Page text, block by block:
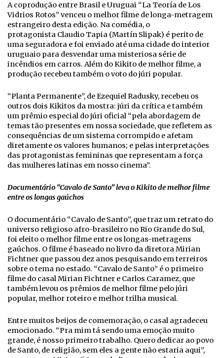
A coprodução entre Brasil e Uruguai “La Teoría de Los
Vidrios Rotos” venceu o melhor filme de longa-metragem
estrangeiro desta edição. Na comédia, o
protagonista Claudio Tapia (Martín Slipak) é perito de
uma seguradora e foi enviado até uma cidade do interior
uruguaio para desvendar uma misteriosa série de
incêndios em carros. Além do Kikito de melhor filme, a
produção recebeu também o voto do júri popular.
“Planta Permanente”, de Ezequiel Radusky, recebeu os
outros dois Kikitos da mostra: júri da crítica e também
um prêmio especial do júri oficial “pela abordagem de
temas tão presentes em nossa sociedade, que refletem as
consequências de um sistema corrompido e afetam
diretamente os valores humanos; e pelas interpretações
das protagonistas femininas que representam a força
das mulheres latinas em nosso cinema”.
Documentário “Cavalo de Santo” leva o Kikito de melhor filme
entre os longas gaúchos
O documentário “Cavalo de Santo”, que traz um retrato do
universo religioso afro-brasileiro no Rio Grande do Sul,
foi eleito o melhor filme entre os longas-metragens
gaúchos. O filme é baseado no livro da diretora Mirian
Fichtner que passou dez anos pesquisando em terreiros
sobre o tema no estado. “Cavalo de Santo” é o primeiro
filme do casal Mirian Fichtner e Carlos Caramez, que
também levou os prêmios de melhor filme pelo júri
popular, melhor roteiro e melhor trilha musical.
Entre muitos beijos de comemoração, o casal agradeceu
emocionado. “Pra mim tá sendo uma emoção muito
grande, é nosso primeiro trabalho. Quero dedicar ao povo
de Santo, de religião, sem eles a gente não estaria aqui”,